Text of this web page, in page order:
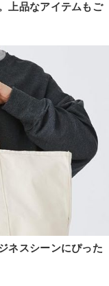
上品なアイテムもご
ネスシーンにぴった